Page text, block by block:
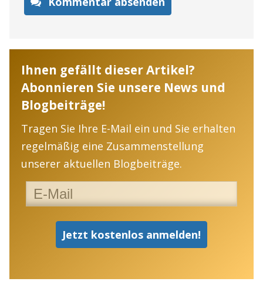
Ihnen gefällt dieser Artikel?
Abonnieren Sie unsere News und
Blogbeiträge!
Tragen Sie Ihre E-Mail ein und Sie erhalten
regelmäßig eine Zusammenstellung
unserer aktuellen Blogbeiträge.